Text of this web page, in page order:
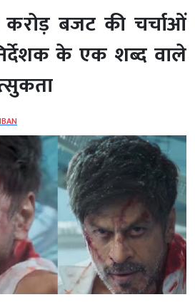
बजट की चर्चाओं
के एक शब्द वाले